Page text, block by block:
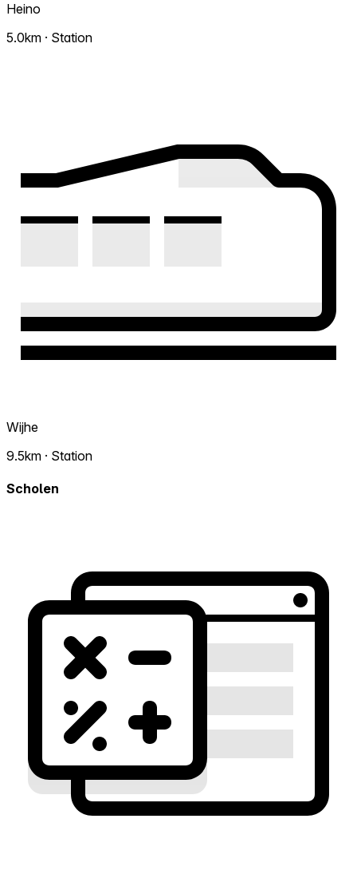
Heino
5.0km · Station
Wijhe
9.5km · Station
Scholen